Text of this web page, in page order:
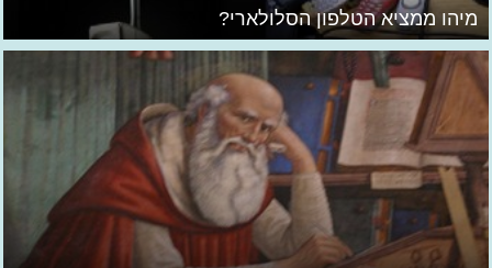
מיהו ממציא הטלפון הסלולארי?